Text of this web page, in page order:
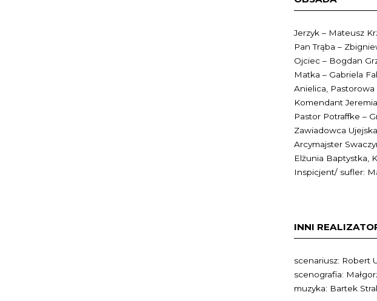
Jerzyk – Mateusz
Pan Trąba –
Ojciec – Bogdan
Matka – Gabriela
Anielica, Pastorowa
Komendant
Pastor Potraffke –
Zawiadowca
Arcymajster
Elżunia Baptystka,
Inspicjent/ sufler:
INNI
scenariusz: Robert
scenografia:
muzyka: Bartek